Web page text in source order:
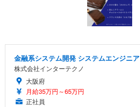
金融系システム開発 システムエンジニア
株式会社インターテクノ
大阪府
月給35万円～65万円
正社員